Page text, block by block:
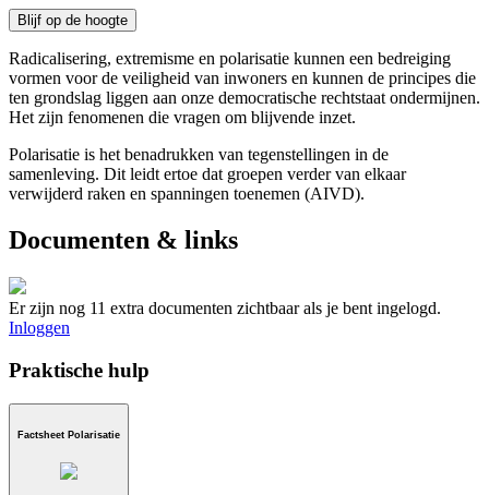
Blijf op de hoogte
Radicalisering, extremisme en polarisatie kunnen een bedreiging
vormen voor de veiligheid van inwoners en kunnen de principes die
ten grondslag liggen aan onze democratische rechtstaat ondermijnen.
Het zijn fenomenen die vragen om blijvende inzet.
Polarisatie is het benadrukken van tegenstellingen in de
samenleving. Dit leidt ertoe dat groepen verder van elkaar
verwijderd raken en spanningen toenemen (AIVD).
Documenten & links
Er zijn nog 11 extra documenten zichtbaar als je bent ingelogd.
Inloggen
Praktische hulp
Factsheet Polarisatie